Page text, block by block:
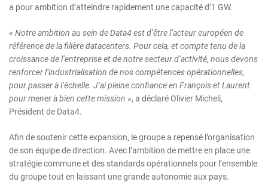
a pour ambition d’atteindre rapidement une capacité d’1 GW.
« Notre ambition au sein de Data4 est d’être l’acteur européen de
référence de la filière datacenters. Pour cela, et compte tenu de la
croissance de l’entreprise et de notre secteur d’activité, nous devons
renforcer l’industrialisation de nos compétences opérationnelles,
pour passer à l’échelle. J’ai pleine confiance en François et Laurent
pour mener à bien cette mission », a déclaré Olivier Micheli,
Président de Data4.
Afin de soutenir cette expansion, le groupe a repensé l’organisation
de son équipe de direction. Avec l’ambition de mettre en place une
stratégie commune et des standards opérationnels pour l’ensemble
du groupe tout en laissant une grande autonomie aux pays.